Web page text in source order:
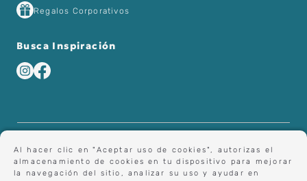
Al hacer clic en "Aceptar uso de cookies", autorizas el
almacenamiento de cookies en tu dispositivo para mejorar
la navegación del sitio, analizar su uso y ayudar en
Regalos Corporativos
Busca Inspiración